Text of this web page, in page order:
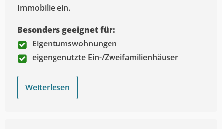
Immobilie ein.
Besonders geeignet für:
Eigentumswohnungen
eigengenutzte Ein-/Zweifamilienhäuser
Weiterlesen